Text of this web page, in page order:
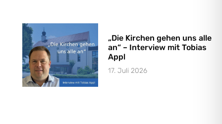
„Die Kirchen gehen uns alle
an“ – Interview mit Tobias
Appl
17. Juli 2026